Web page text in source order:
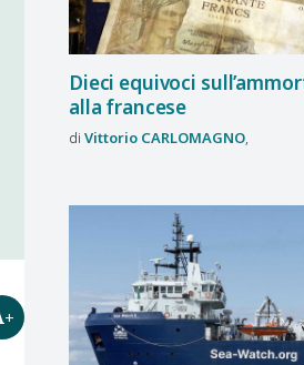
Dieci equivoci
alla francese
Vittorio CARLOMAGNO